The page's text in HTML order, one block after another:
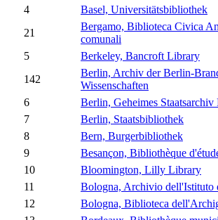
4
Basel, Universitätsbibliothek
21
Bergamo, Biblioteca Civica
comunali
5
Berkeley, Bancroft Library
142
Berlin, Archiv der Berlin-
Wissenschaften
6
Berlin, Geheimes
7
Berlin, Staatsbibliothek
8
Bern, Burgerbibliothek
9
Besançon, Bibliothèque
10
Bloomington, Lilly Library
11
Bologna, Archivio dell'Istituto
12
Bologna, Biblioteca